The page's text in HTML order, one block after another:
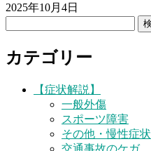
2025年10月4日
カテゴリー
【症状解説】
一般外傷
スポーツ障害
その他・慢性症状
交通事故のケガ